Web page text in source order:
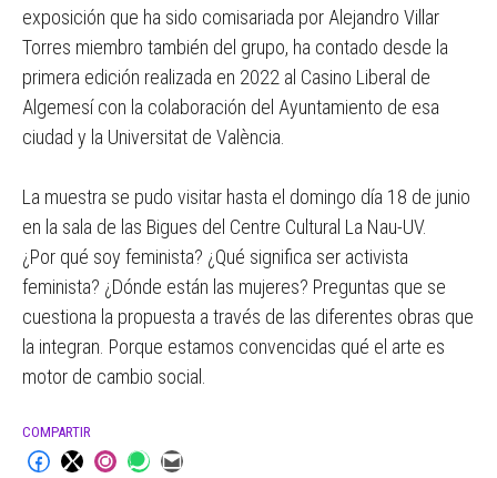
exposición que ha sido comisariada por Alejandro Villar
Torres miembro también del grupo, ha contado desde la
primera edición realizada en 2022 al Casino Liberal de
Algemesí con la colaboración del Ayuntamiento de esa
ciudad y la Universitat de València.
La muestra se pudo visitar hasta el domingo día 18 de junio
en la sala de las Bigues del Centre Cultural La Nau-UV.
¿Por qué soy feminista? ¿Qué significa ser activista
feminista? ¿Dónde están las mujeres? Preguntas que se
cuestiona la propuesta a través de las diferentes obras que
la integran. Porque estamos convencidas qué el arte es
motor de cambio social.
COMPARTIR